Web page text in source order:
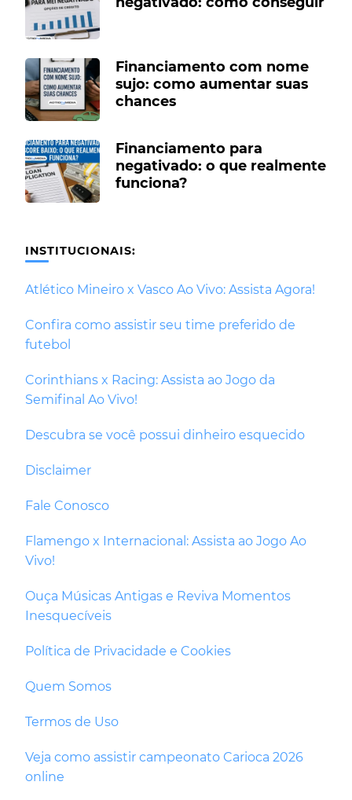
Financiamento com nome
sujo: como aumentar suas
chances
Financiamento para
negativado: o que realmente
funciona?
INSTITUCIONAIS:
Atlético Mineiro x Vasco Ao Vivo: Assista Agora!
Confira como assistir seu time preferido de
futebol
Corinthians x Racing: Assista ao Jogo da
Semifinal Ao Vivo!
Descubra se você possui dinheiro esquecido
Disclaimer
Fale Conosco
Flamengo x Internacional: Assista ao Jogo Ao
Vivo!
Ouça Músicas Antigas e Reviva Momentos
Inesquecíveis
Política de Privacidade e Cookies
Quem Somos
Termos de Uso
Veja como assistir campeonato Carioca 2026
online